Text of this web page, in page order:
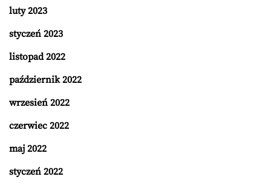
luty 2023
styczeń 2023
listopad 2022
październik 2022
wrzesień 2022
czerwiec 2022
maj 2022
styczeń 2022